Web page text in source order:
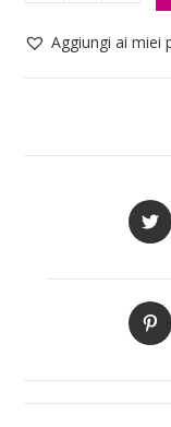
Aggiungi ai miei